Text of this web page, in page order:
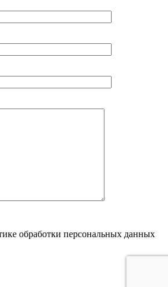
обработки персональных данных